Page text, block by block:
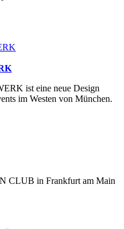
ist eine neue Design
im Westen von München.
CLUB in Frankfurt am Main